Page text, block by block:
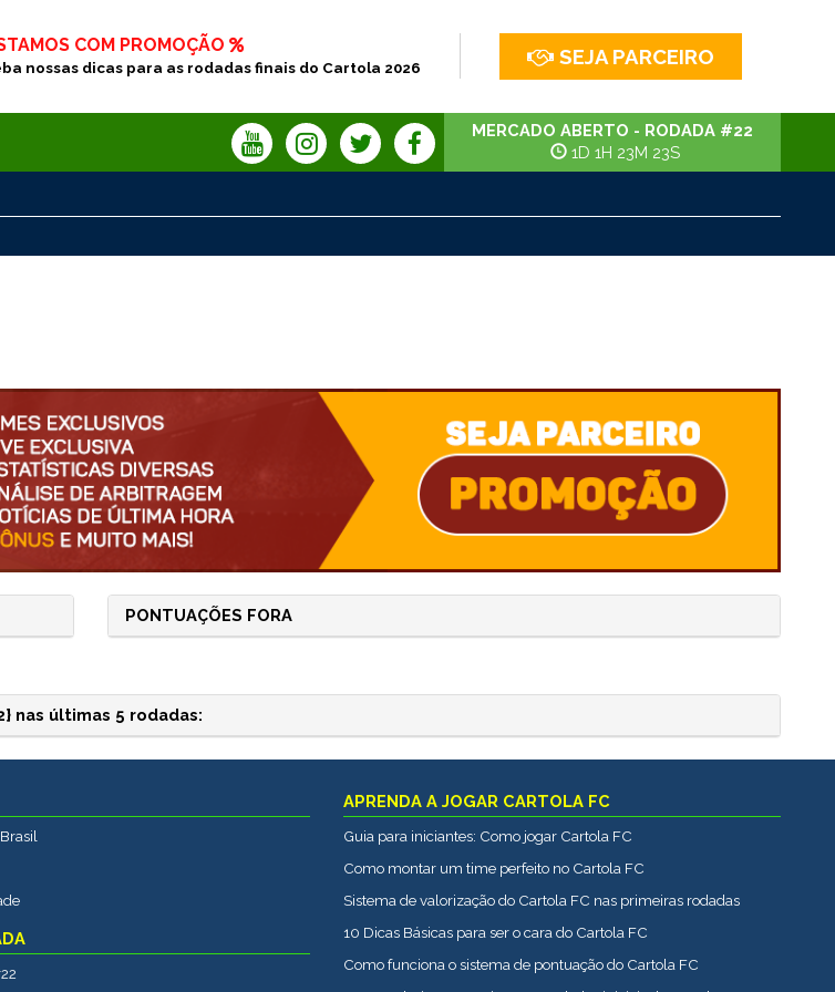
COM PROMOÇÃO
nossas dicas para as rodadas finais do Cartola 2026 SEJA PARCEIRO
MERCADO ABERTO - RODADA #22
1D 1H 23M 23S
PONTUAÇÕES FORA
nas últimas 5 rodadas:
APRENDA A JOGAR CARTOLA FC
Guia para iniciantes: Como jogar Cartola FC
Como montar um time perfeito no Cartola FC
Sistema de valorização do Cartola FC nas primeiras rodadas
10 Dicas Básicas para ser o cara do Cartola FC
Como funciona o sistema de pontuação do Cartola FC